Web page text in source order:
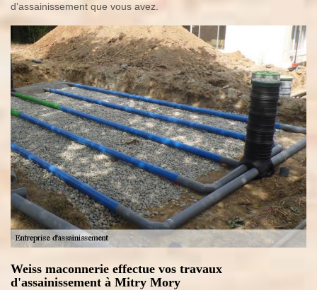
d’assainissement que vous avez.
Weiss maconnerie effectue vos travaux
d'assainissement à Mitry Mory